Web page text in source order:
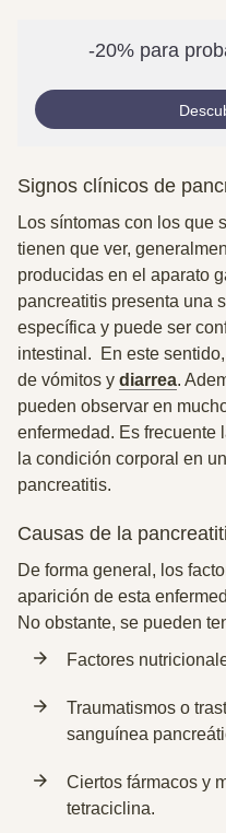
-20% para
Signos clínicos de
Los síntomas con los que
tienen que ver,
producidas en el aparato
pancreatitis presenta una
específica y puede ser
intestinal . En este
de vómitos y diarrea.
pueden observar en
enfermedad. Es frecuente
la condición corporal en
pancreatitis.
Causas de la
De forma general, los
aparición de esta
No obstante, se pueden
Factores
Traumatismos o
sanguínea
Ciertos fármacos y
tetraciclina.